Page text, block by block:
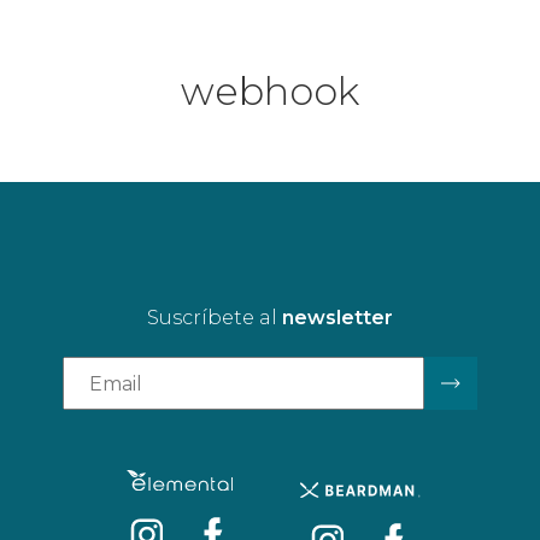
webhook
Suscríbete al newsletter